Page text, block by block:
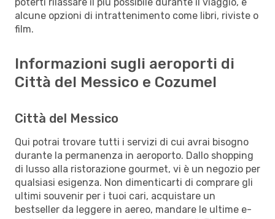
alcune opzioni di intrattenimento come libri, riviste o
film.
Informazioni sugli aeroporti di
Città del Messico e Cozumel
Città del Messico
Qui potrai trovare tutti i servizi di cui avrai bisogno
durante la permanenza in aeroporto. Dallo shopping
di lusso alla ristorazione gourmet, vi è un negozio per
qualsiasi esigenza. Non dimenticarti di comprare gli
ultimi souvenir per i tuoi cari, acquistare un
bestseller da leggere in aereo, mandare le ultime e-